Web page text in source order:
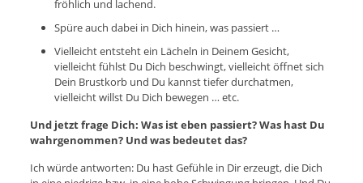
fröhlich und lachend.
Spüre auch dabei in Dich hinein, was passiert …
Vielleicht entsteht ein Lächeln in Deinem Gesicht,
vielleicht fühlst Du Dich beschwingt, vielleicht öffnet sich
Dein Brustkorb und Du kannst tiefer durchatmen,
vielleicht willst Du Dich bewegen … etc.
Und jetzt frage Dich: Was ist eben passiert? Was hast Du
wahrgenommen? Und was bedeutet das?
Ich würde antworten: Du hast Gefühle in Dir erzeugt, die Dich